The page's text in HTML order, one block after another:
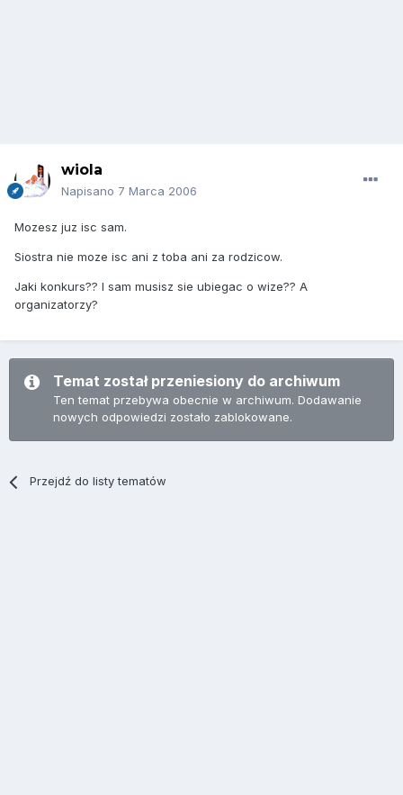
wiola
Napisano 7 Marca 2006
Mozesz juz isc sam.
Siostra nie moze isc ani z toba ani za rodzicow.
Jaki konkurs?? I sam musisz sie ubiegac o wize?? A
organizatorzy?
Temat został przeniesiony do archiwum
Ten temat przebywa obecnie w archiwum. Dodawanie
nowych odpowiedzi zostało zablokowane.
Przejdź do listy tematów